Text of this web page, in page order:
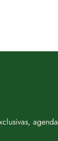
agenda